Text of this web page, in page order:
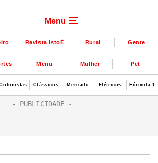
Menu
Revista IstoÉ Rural Gente
Menu Mulher Pet
Clássicos Mercado Elétricos Fórmula 1